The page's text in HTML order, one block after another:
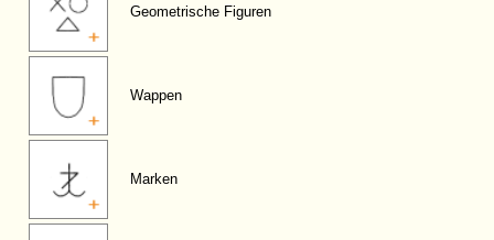
Geometrische Figuren
Wappen
Marken